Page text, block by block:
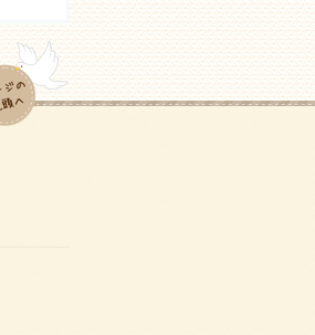
ページの先頭へ